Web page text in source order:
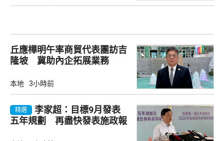
丘應樺明午率商貿代表團訪吉
隆坡 冀助內企拓展業務
本地 3小時前
精選
李家超：目標9月發表
五年規劃 再盡快發表施政報